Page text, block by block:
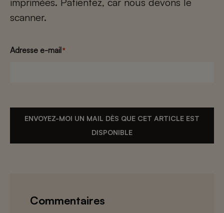
scanner.
Adresse e-mail*
ENVOYEZ-MOI UN MAIL DÈS QUE CET ARTICLE EST
DISPONIBLE
Commentaires